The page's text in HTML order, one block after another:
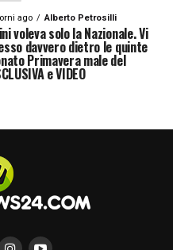
ago Alberto Petrosilli
voleva solo la Nazionale. Vi
davvero dietro le quinte
Primavera male del
e VIDEO